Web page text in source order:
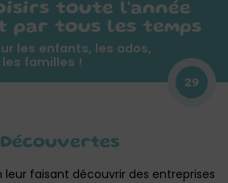
toute l'année
par tous les temps
les enfants, les ados,
familles !
29
Découvertes
leur faisant découvrir des entreprises